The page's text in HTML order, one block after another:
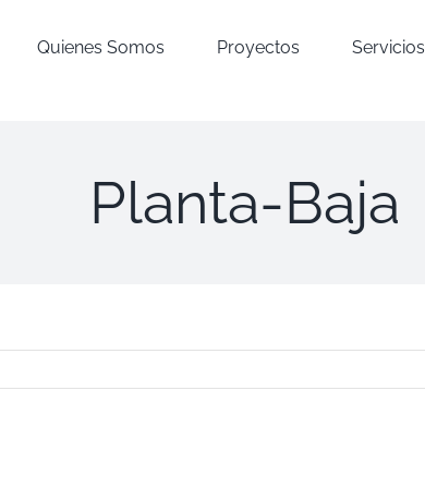
Quienes Somos Proyectos Servicios
Planta-Baja